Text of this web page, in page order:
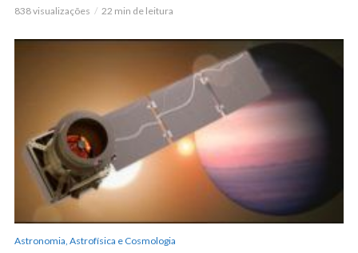
838 visualizações 22 min de leitura
Astronomia, Astrofísica e Cosmologia